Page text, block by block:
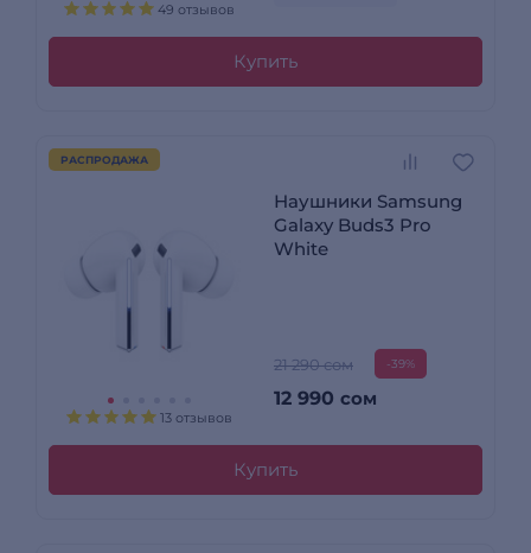
49 отзывов
Купить
РАСПРОДАЖА
13 отзывов
Наушники Samsung
Galaxy Buds3 Pro
White
21 290 сом -39%
12 990 сом
Купить